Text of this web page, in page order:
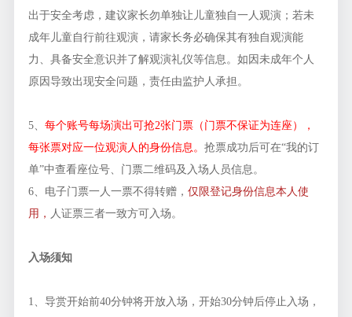
出于安全考虑，建议家长勿单独让儿童独自一人观演；若未
成年儿童自行前往观演，请家长务必确保其有独自观演能
力、具备安全意识并了解观演礼仪等信息。如因未成年个人
原因导致出现安全问题，责任由监护人承担。
5、 每个账号每场演出可抢2张门票（门票不保证为连座），
每张票对应一位观演人的身份信息。 抢票成功后可在“我的订
单”中查看座位号、门票二维码及入场人员信息。
6、电子门票一人一票不得转赠， 仅限登记身份信息本人使
用， 人证票三者一致方可入场。
入场须知
1、导赏开始前40分钟将开放入场，开始30分钟后停止入场，